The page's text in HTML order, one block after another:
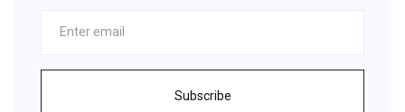
Subscribe